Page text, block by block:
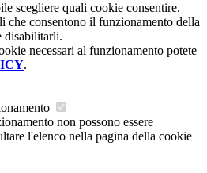
scegliere quali cookie consentire.
che consentono il funzionamento della
disabilitarli.
necessari al funzionamento potete
.
non possono essere
l'elenco nella pagina della cookie